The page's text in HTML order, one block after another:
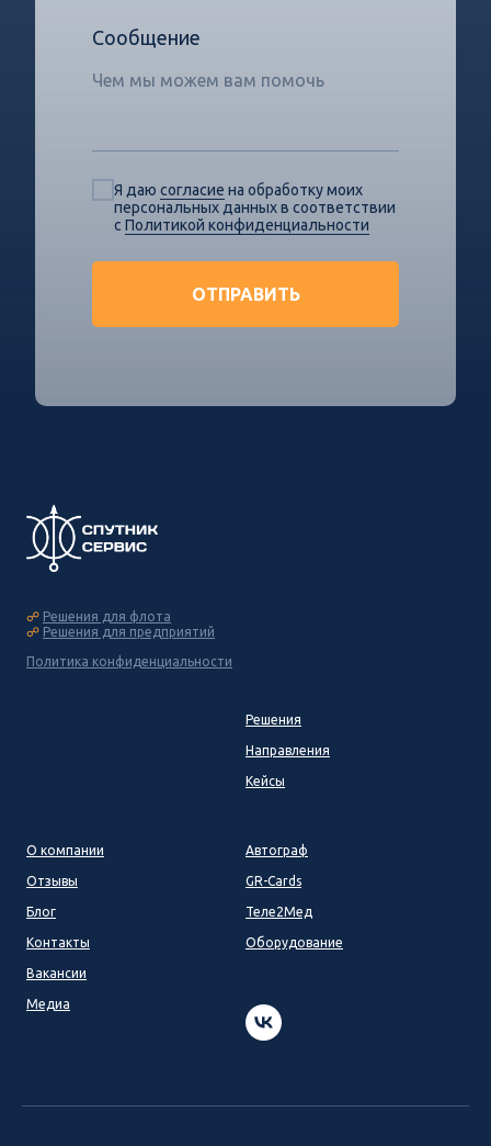
Сообщение
Я даю согласие на обработку моих
персональных данных в соответствии
с Политикой конфиденциальности
ОТПРАВИТЬ
☍ Решения для флота
☍ Решения для предприятий
Политика конфиденциальности
Решения
Направления
Кейсы
О компании
Отзывы
Блог
Контакты
Вакансии
Медиа
Автограф
GR-Cards
Теле2Мед
Оборудование